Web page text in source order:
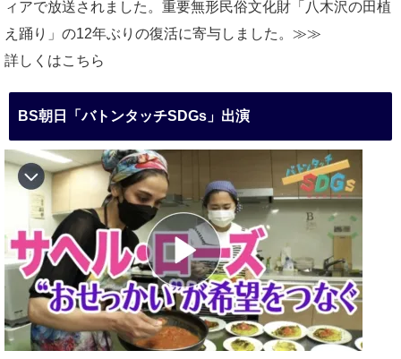
ィアで放送されました。重要無形民俗文化財「八木沢の田植
え踊り」の12年ぶりの復活に寄与しました。≫≫
詳しくはこちら
BS朝日「バトンタッチSDGs」出演